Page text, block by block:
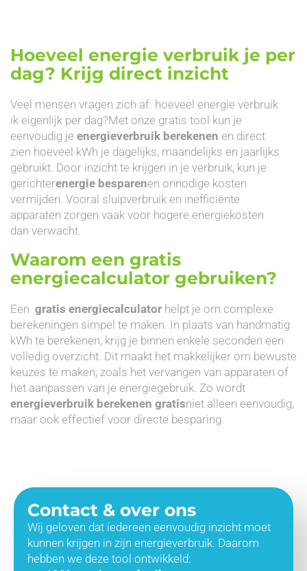
Hoeveel energie verbruik je per
dag? Krijg direct inzicht
Veel mensen vragen zich af: hoeveel energie verbruik
ik eigenlijk per dag?Met onze gratis tool kun je
eenvoudig je energieverbruik berekenen en direct
zien hoeveel kWh je dagelijks, maandelijks en jaarlijks
gebruikt. Door inzicht te krijgen in je verbruik, kun je
gerichterenergie besparenen onnodige kosten
vermijden. Vooral sluipverbruik en inefficiënte
apparaten zorgen vaak voor hogere energiekosten
dan verwacht.
Waarom een gratis
energiecalculator gebruiken?
Een gratis energiecalculator helpt je om complexe
berekeningen simpel te maken. In plaats van handmatig
kWh te berekenen, krijg je binnen enkele seconden een
volledig overzicht. Dit maakt het makkelijker om bewuste
keuzes te maken, zoals het vervangen van apparaten of
het aanpassen van je energiegebruik. Zo wordt
energieverbruik berekenen gratisniet alleen eenvoudig,
maar ook effectief voor directe besparing.
Contact & over ons
Wij geloven dat iedereen eenvoudig inzicht moet
kunnen krijgen in zijn energieverbruik. Daarom
hebben we deze tool ontwikkeld: